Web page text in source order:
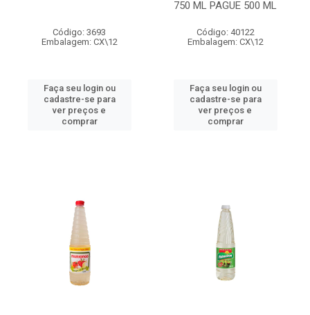
Código: 3693
Embalagem: CX\12
Faça seu login ou
cadastre-se para
ver preços e
comprar
750 ML PAGUE 500 ML
Código: 40122
Embalagem: CX\12
Faça seu login ou
cadastre-se para
ver preços e
comprar